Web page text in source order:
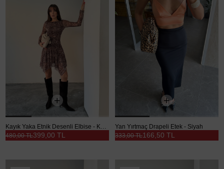
Kayık Yaka Etnik Desenli Elbise - Kahve
399,00 TL
480,00 TL
Yan Yırtmaç Drapeli Etek - Siyah
166,50 TL
333,00 TL